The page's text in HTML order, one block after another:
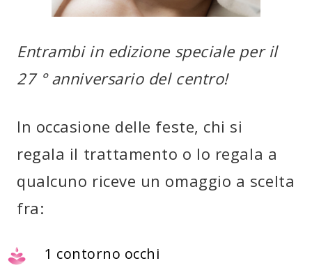
Entrambi in edizione speciale per il
27 ° anniversario del centro!
In occasione delle feste, chi si
regala il trattamento o lo regala a
qualcuno riceve un omaggio a scelta
fra:
1 contorno occhi